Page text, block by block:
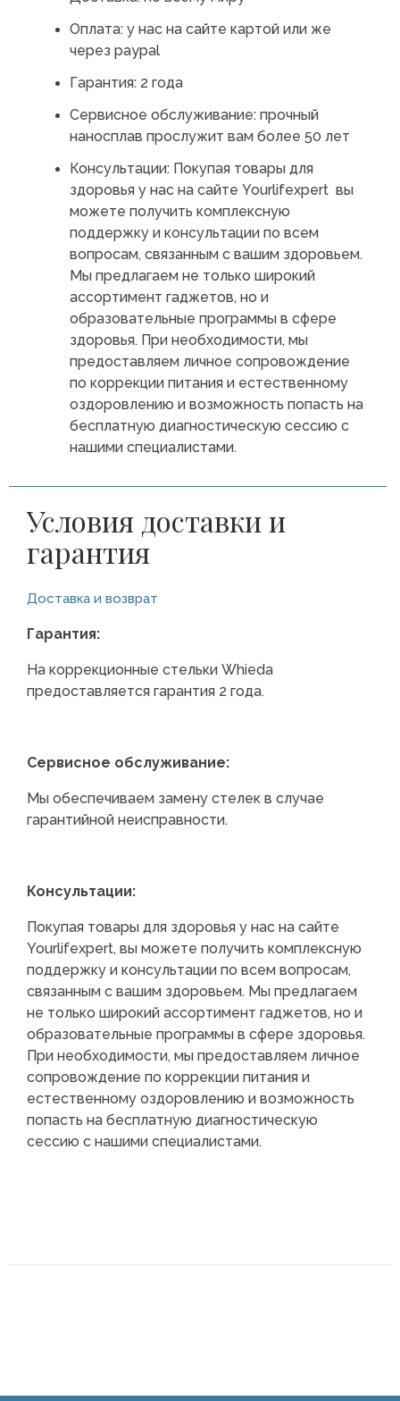
Оплата: у нас на сайте картой или же
через paypal
Гарантия: 2 года
Сервисное обслуживание: прочный
наносплав прослужит вам более 50 лет
Консультации: Покупая товары для
здоровья у нас на сайте Yourlifexpert вы
можете получить комплексную
поддержку и консультации по всем
вопросам, связанным с вашим здоровьем.
Мы предлагаем не только широкий
ассортимент гаджетов, но и
образовательные программы в сфере
здоровья. При необходимости, мы
предоставляем личное сопровождение
по коррекции питания и естественному
оздоровлению и возможность попасть на
бесплатную диагностическую сессию с
нашими специалистами.
Условия доставки и
гарантия
Доставка и возврат
Гарантия:
На коррекционные стельки Whieda
предоставляется гарантия 2 года.
Сервисное обслуживание:
Мы обеспечиваем замену стелек в случае
гарантийной неисправности.
Консультации:
Покупая товары для здоровья у нас на сайте
Yourlifexpert, вы можете получить комплексную
поддержку и консультации по всем вопросам,
связанным с вашим здоровьем. Мы предлагаем
не только широкий ассортимент гаджетов, но и
образовательные программы в сфере здоровья.
При необходимости, мы предоставляем личное
сопровождение по коррекции питания и
естественному оздоровлению и возможность
попасть на бесплатную диагностическую
сессию с нашими специалистами.